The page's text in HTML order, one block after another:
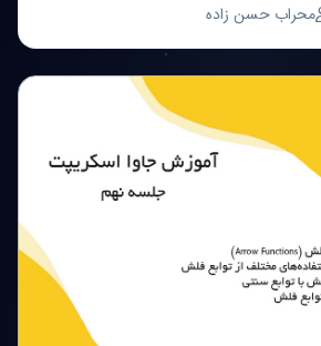
محراب حسن زاده